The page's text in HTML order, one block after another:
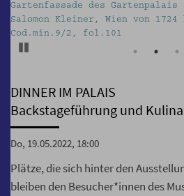
WIen,
Dinner im Palais.
Volkskundemuseum Wien
DINNER IM PALAIS
Backstageführung und
Do, 19.05.2022, 18:00
Plätze, die sich hinter den
bleiben den Besucher*innen des